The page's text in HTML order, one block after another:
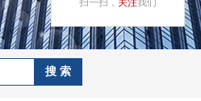
扫一扫， 关注我们